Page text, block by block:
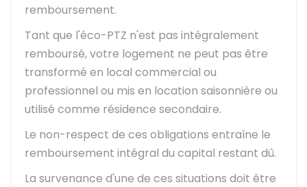
remboursement.
Tant que l'éco-PTZ n'est pas intégralement
remboursé, votre logement ne peut pas être
transformé en local commercial ou
professionnel ou mis en location saisonnière ou
utilisé comme résidence secondaire.
Le non-respect de ces obligations entraîne le
remboursement intégral du capital restant dû.
La survenance d'une de ces situations doit être